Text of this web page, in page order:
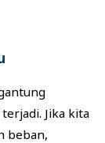
Jika kita
beban,